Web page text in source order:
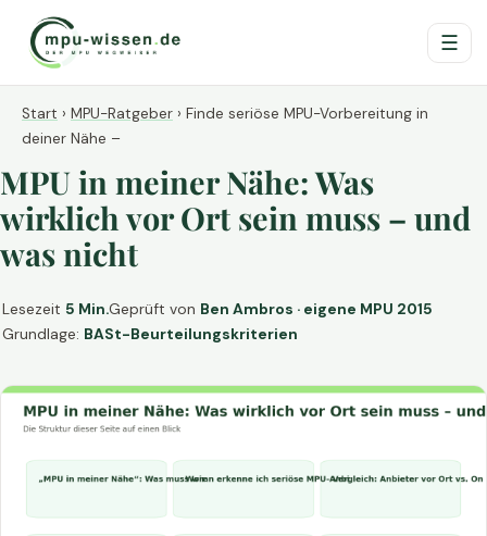
☰
Start › MPU-Ratgeber › Finde seriöse MPU-Vorbereitung in
deiner Nähe –
MPU in meiner Nähe: Was
wirklich vor Ort sein muss – und
was nicht
Lesezeit 5 Min.Geprüft von Ben Ambros · eigene MPU 2015
Grundlage: BASt-Beurteilungskriterien